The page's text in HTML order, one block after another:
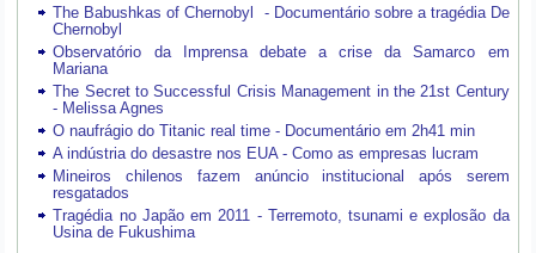
The Babushkas of Chernobyl - Documentário sobre a tragédia De
Chernobyl
Observatório da Imprensa debate a crise da Samarco em
Mariana
The Secret to Successful Crisis Management in the 21st Century
- Melissa Agnes
O naufrágio do Titanic real time - Documentário em 2h41 min
A indústria do desastre nos EUA - Como as empresas lucram
Mineiros chilenos fazem anúncio institucional após serem
resgatados
Tragédia no Japão em 2011 - Terremoto, tsunami e explosão da
Usina de Fukushima